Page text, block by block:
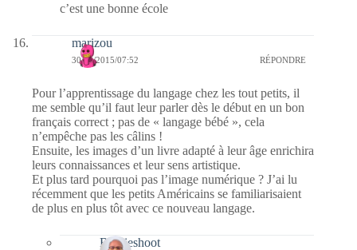
c’est une bonne école
marizou
30/04/2015/07:52 RÉPONDRE
Pour l’apprentissage du langage chez les tout petits, il
me semble qu’il faut leur parler dès le début en un bon
français correct ; pas de « langage bébé », cela
n’empêche pas les câlins !
Ensuite, les images d’un livre adapté à leur âge enrichira
leurs connaissances et leur sens artistique.
Et plus tard pourquoi pas l’image numérique ? J’ai lu
récemment que les petits Américains se familiarisaient
de plus en plus tôt avec ce nouveau langage.
Bernieshoot